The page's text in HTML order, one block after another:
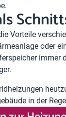
Vorteile
oder
in der